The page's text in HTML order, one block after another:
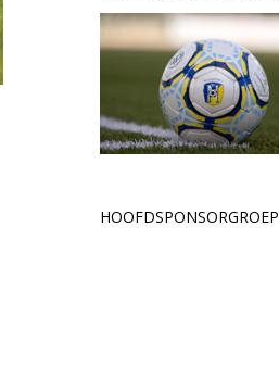
HOOFDSPONSORGROEP